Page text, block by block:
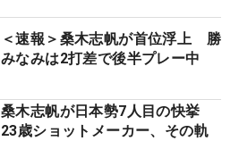
＜速報＞桑木志帆が首位浮上 勝
みなみは2打差で後半プレー中
桑木志帆が日本勢7人目の快挙
23歳ショットメーカー、その軌